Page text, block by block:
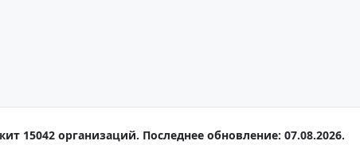
15042 организаций. Последнее обновление: 07.08.2026.